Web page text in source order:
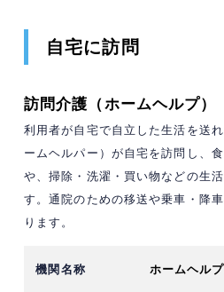
自宅に訪問
訪問介護（ホームヘルプ）
利用者が自宅で自立した生活を送
ームヘルパー）が自宅を訪問し、
や、掃除・洗濯・買い物などの生
す。通院のための移送や乗車・降
ります。
ホームヘル